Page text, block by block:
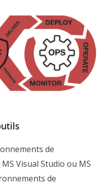
de
Visual Studio ou MS
de